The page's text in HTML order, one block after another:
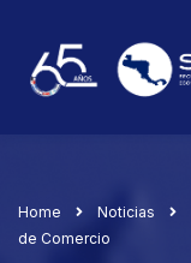
Home Noticias
de Comercio